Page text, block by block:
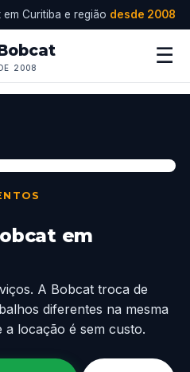
Curitiba e região desde 2008
2008 ☰
em
A Bobcat troca de
diferentes na mesma
locação é sem custo.